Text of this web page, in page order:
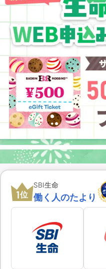
イオン
1位
SBI生命
働く人のたより